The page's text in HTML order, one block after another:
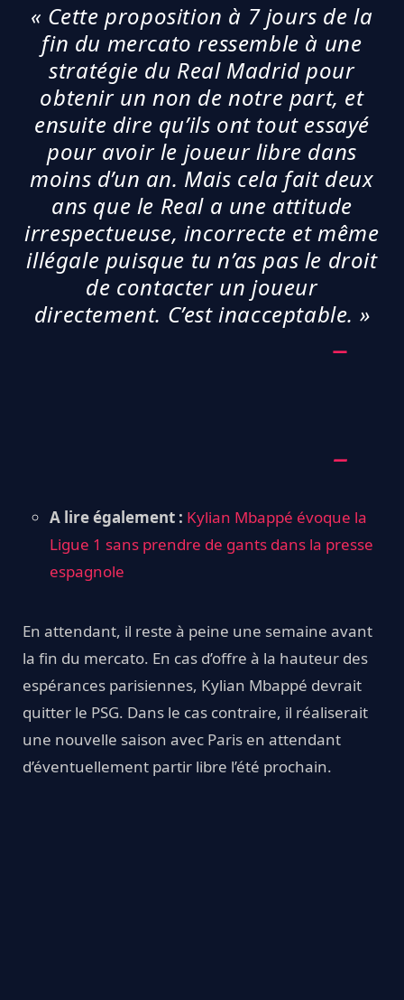
« Cette proposition à 7 jours de la
fin du mercato ressemble à une
stratégie du Real Madrid pour
obtenir un non de notre part, et
ensuite dire qu’ils ont tout essayé
pour avoir le joueur libre dans
moins d’un an. Mais cela fait deux
ans que le Real a une attitude
irrespectueuse, incorrecte et même
illégale puisque tu n’as pas le droit
de contacter un joueur
directement. C’est inacceptable. »
A lire également : Kylian Mbappé évoque la
Ligue 1 sans prendre de gants dans la presse
espagnole
En attendant, il reste à peine une semaine avant
la fin du mercato. En cas d’offre à la hauteur des
espérances parisiennes, Kylian Mbappé devrait
quitter le PSG. Dans le cas contraire, il réaliserait
une nouvelle saison avec Paris en attendant
d’éventuellement partir libre l’été prochain.